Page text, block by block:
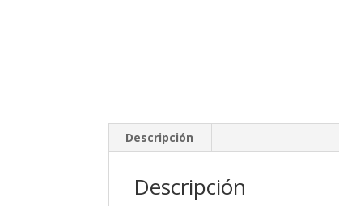
Descripción
Descripción